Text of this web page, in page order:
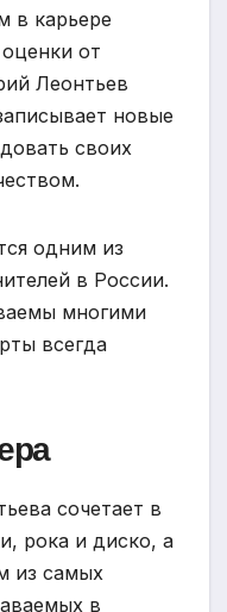
в карьере
от
Леонтьев
новые
своих
одним из
в России.
многими
всегда
сочетает в
рока и диско, а
из самых
в